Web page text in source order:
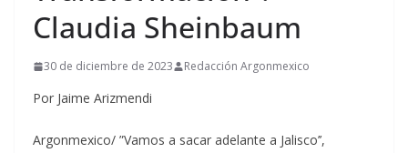
Claudia Sheinbaum
30 de diciembre de 2023 Redacción Argonmexico
Por Jaime Arizmendi
Argonmexico/ ”Vamos a sacar adelante a Jalisco’’,